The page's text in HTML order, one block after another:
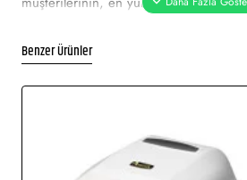
• Saniyede 356 mm (14 ") baskı hızı.
Benzer Ürünler